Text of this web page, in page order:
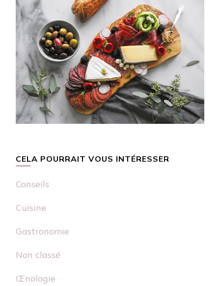
CELA POURRAIT VOUS INTÉRESSER
Conseils
Cuisine
Gastronomie
Non classé
Œnologie